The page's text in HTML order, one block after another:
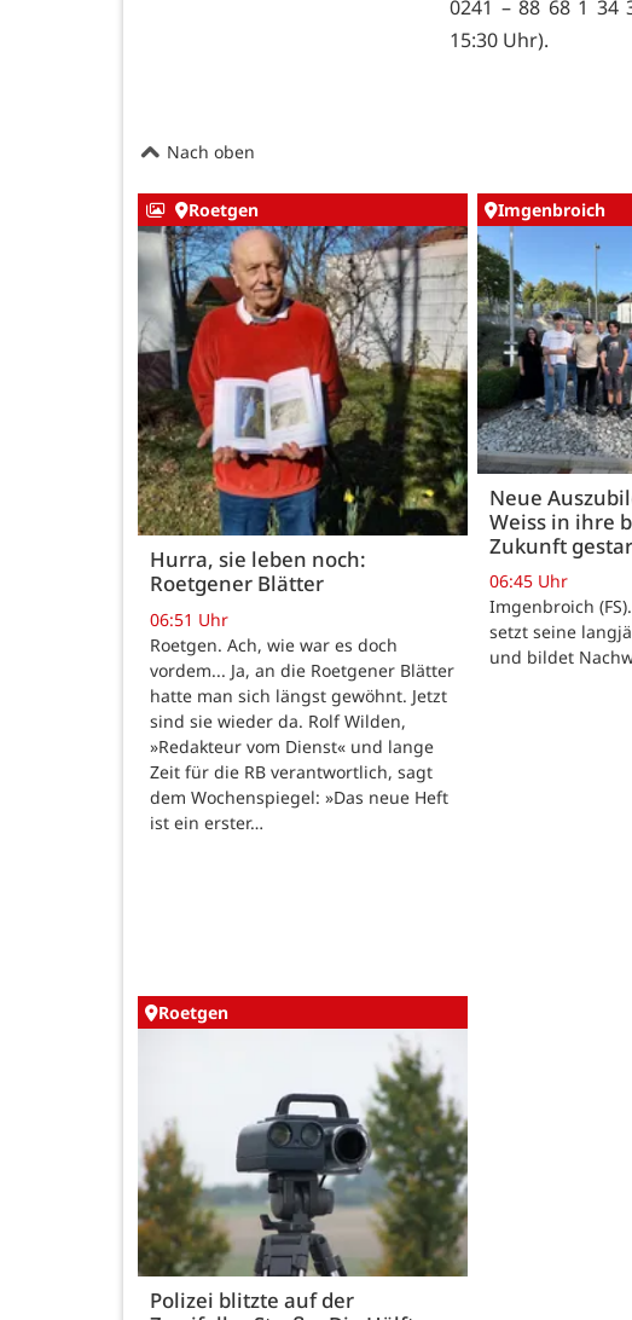
0241 – 88 68 1 34
15:30 Uhr).
Nach oben
Roetgen
Hurra, sie leben noch:
Roetgener Blätter
06:51 Uhr
Roetgen. Ach, wie war es doch
vordem... Ja, an die Roetgener Blätter
hatte man sich längst gewöhnt. Jetzt
sind sie wieder da. Rolf Wilden,
»Redakteur vom Dienst« und lange
Zeit für die RB verantwortlich, sagt
dem Wochenspiegel: »Das neue Heft
ist ein erster…
Imgenbroich
Neue
Weiss in ihre
Zukunft
06:45 Uhr
Imgenbroich
setzt seine
und bildet
Roetgen
Polizei blitzte auf der